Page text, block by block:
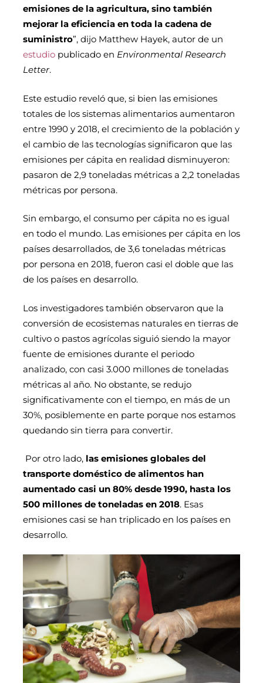
emisiones de la agricultura, sino también
mejorar la eficiencia en toda la cadena de
suministro”, dijo Matthew Hayek, autor de un
estudio publicado en Environmental Research
Letter.
Este estudio reveló que, si bien las emisiones
totales de los sistemas alimentarios aumentaron
entre 1990 y 2018, el crecimiento de la población y
el cambio de las tecnologías significaron que las
emisiones per cápita en realidad disminuyeron:
pasaron de 2,9 toneladas métricas a 2,2 toneladas
métricas por persona.
Sin embargo, el consumo per cápita no es igual
en todo el mundo. Las emisiones per cápita en los
países desarrollados, de 3,6 toneladas métricas
por persona en 2018, fueron casi el doble que las
de los países en desarrollo.
Los investigadores también observaron que la
conversión de ecosistemas naturales en tierras de
cultivo o pastos agrícolas siguió siendo la mayor
fuente de emisiones durante el periodo
analizado, con casi 3.000 millones de toneladas
métricas al año. No obstante, se redujo
significativamente con el tiempo, en más de un
30%, posiblemente en parte porque nos estamos
quedando sin tierra para convertir.
Por otro lado, las emisiones globales del
transporte doméstico de alimentos han
aumentado casi un 80% desde 1990, hasta los
500 millones de toneladas en 2018. Esas
emisiones casi se han triplicado en los países en
desarrollo.